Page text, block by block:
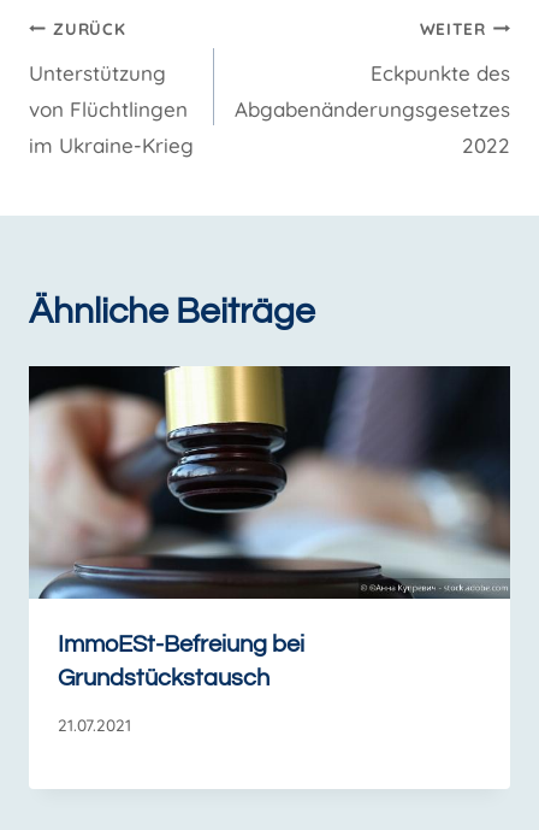
Beitragsnavigation
ZURÜCK
Unterstützung
von Flüchtlingen
im Ukraine-Krieg
WEITER
Eckpunkte des
Abgabenänderungsgesetzes
2022
Ähnliche Beiträge
ImmoESt-Befreiung bei
Grundstückstausch
21.07.2021